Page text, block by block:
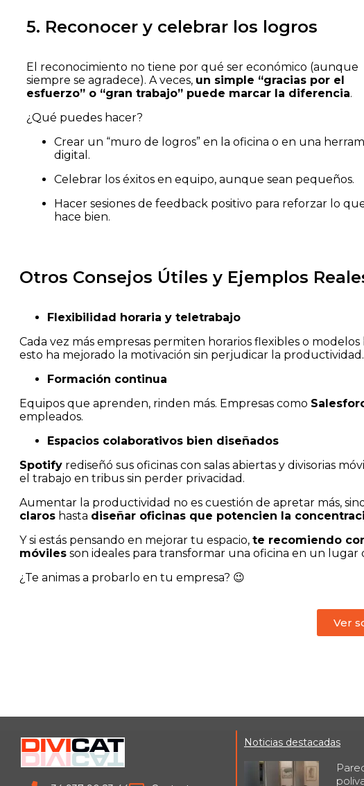
5. Reconocer y celebrar los logros
El reconocimiento no tiene por qué ser económico (aunque
siempre se agradece). A veces, un simple “gracias por el
esfuerzo” o “gran trabajo” puede marcar la diferencia.
¿Qué puedes hacer?
Crear un “muro de logros” en la oficina o en una
digital.
Celebrar los éxitos en equipo, aunque sean pequeños.
Hacer sesiones de feedback positivo para reforzar lo
hace bien.
Otros Consejos Útiles y Ejemplos
Flexibilidad horaria y teletrabajo
Cada vez más empresas permiten horarios flexibles o modelos
esto ha mejorado la motivación sin perjudicar la productividad.
Formación continua
Equipos que aprenden, rinden más. Empresas como
empleados.
Espacios colaborativos bien diseñados
Spotify rediseñó sus oficinas con salas abiertas y divisorias
el trabajo en tribus sin perder privacidad.
Aumentar la productividad no es cuestión de apretar más,
claros hasta diseñar oficinas que potencien la
Y si estás pensando en mejorar tu espacio, te recomiendo
móviles son ideales para transformar una oficina en un
¿Te animas a probarlo en tu empresa? 😉
Ver
Noticias destacadas